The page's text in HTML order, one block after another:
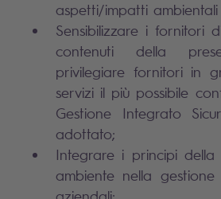
aspetti/impatti ambientali
Sensibilizzare i fornitori
contenuti della
privilegiare fornitori in
servizi il più possibile
Gestione Integrato
adottato;
Integrare i principi della
ambiente nella